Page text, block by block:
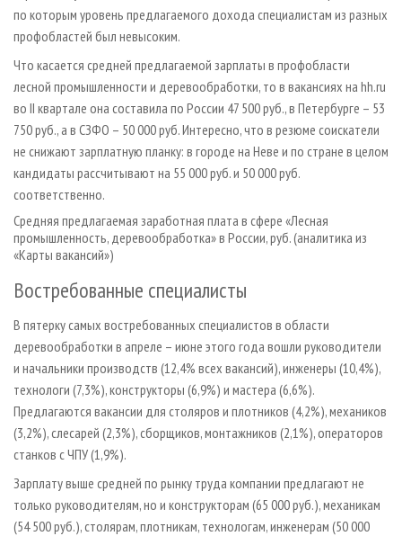
по которым уровень предлагаемого дохода специалистам из разных
профобластей был невысоким.
Что касается средней предлагаемой зарплаты в профобласти
лесной промышленности и дерево­обработки, то в вакансиях на hh.ru
во II квартале она составила по России 47 500 руб., в Петербурге – 53
750 руб., а в СЗФО – 50 000 руб. Интересно, что в резюме соискатели
не снижают зарплатную планку: в городе на Неве и по стране в целом
кандидаты рассчитывают на 55 000 руб. и 50 000 руб.
соответственно.
Средняя предлагаемая заработная плата в сфере «Лесная
промышленность, деревообработка» в России, руб. (аналитика из
«Карты вакансий»)
Востребованные специалисты
В пятерку самых востребованных специалистов в области
деревообработки в апреле – июне этого года вошли руководители
и начальники производств (12,4% всех вакансий), инженеры (10,4%),
технологи (7,3%), конструкторы (6,9%) и мастера (6,6%).
Предлагаются вакансии для столяров и плотников (4,2%), механиков
(3,2%), слесарей (2,3%), сборщиков, монтажников (2,1%), операторов
станков с ЧПУ (1,9%).
Зарплату выше средней по рынку труда компании предлагают не
только руководителям, но и конструкторам (65 000 руб.), механикам
(54 500 руб.), столярам, плотникам, технологам, инженерам (50 000